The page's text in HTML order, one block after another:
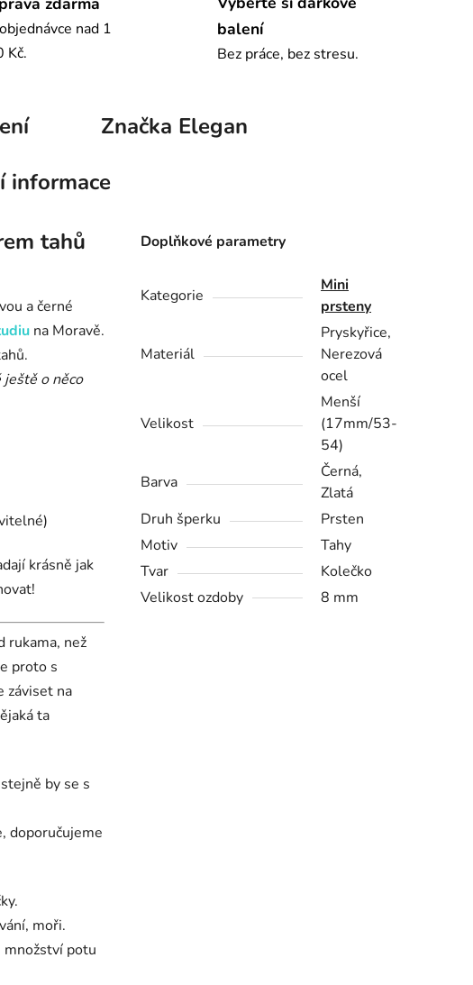
nad 1
Kč.
balení
Bez práce, bez stresu.
Značka Elegan
informace
tahů
a černé
na Moravě.
o něco
krásně jak
rukama, než
proto s
záviset na
ta
by se s
doporučujeme
moři.
množství potu
Doplňkové parametry
Kategorie
Mini
prsteny
Materiál
Pryskyřice,
Nerezová
ocel
Velikost
Menší
(17mm/53-
54)
Barva
Černá,
Zlatá
Druh šperku
Prsten
Motiv
Tahy
Tvar
Kolečko
Velikost ozdoby
8 mm